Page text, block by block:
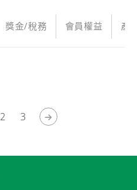
獎金/稅務 會員權益 產
2 3